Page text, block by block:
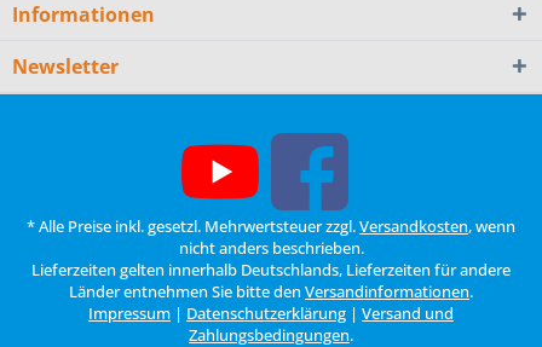
Informationen
Newsletter
* Alle Preise inkl. gesetzl. Mehrwertsteuer zzgl.Versandkosten, wenn
nicht anders beschrieben.
Lieferzeiten gelten innerhalb Deutschlands, Lieferzeiten für andere
Länder entnehmen Sie bitte den Versandinformationen.
Impressum | Datenschutzerklärung | Versand und
Zahlungsbedingungen.